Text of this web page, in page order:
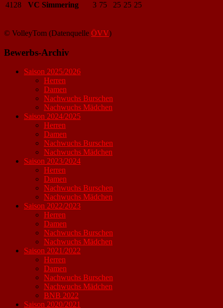
4128
VC Simmering 3 75 25 25 25
© VolleyTom (Datenquelle ÖVV)
Bewerbs-Archiv
Saison 2025/2026
Herren
Damen
Nachwuchs Burschen
Nachwuchs Mädchen
Saison 2024/2025
Herren
Damen
Nachwuchs Burschen
Nachwuchs Mädchen
Saison 2023/2024
Herren
Damen
Nachwuchs Burschen
Nachwuchs Mädchen
Saison 2022/2023
Herren
Damen
Nachwuchs Burschen
Nachwuchs Mädchen
Saison 2021/2022
Herren
Damen
Nachwuchs Burschen
Nachwuchs Mädchen
BNB 2022
Saison 2020/2021